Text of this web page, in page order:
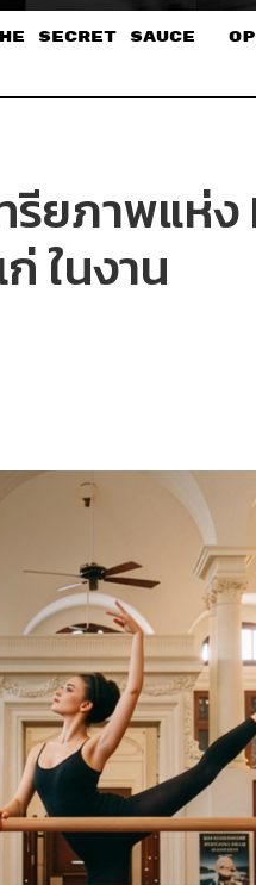
SECRET SAUCE​
ยภาพแห่
ในงาน